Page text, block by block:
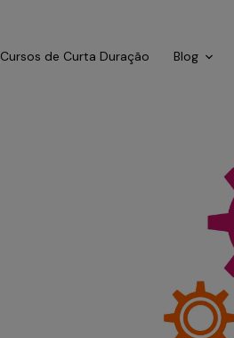
Cursos de Curta Duração Blog